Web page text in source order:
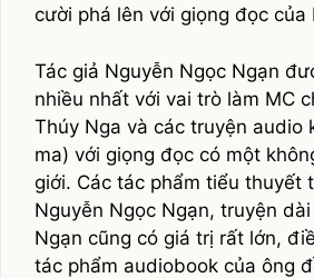
cười phá lên với giọng đọc của
Tác giả Nguyễn Ngọc Ngạn
nhiều nhất với vai trò làm MC
Thúy Nga và các truyện audio
ma) với giọng đọc có một
giới. Các tác phẩm tiểu thuyết
Nguyễn Ngọc Ngạn, truyện
Ngạn cũng có giá trị rất lớn,
tác phẩm audiobook của ông